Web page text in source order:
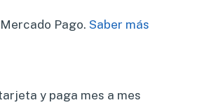
Pago. Saber más
y paga mes a mes